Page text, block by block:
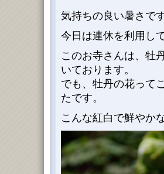
気持ちの良い暑さです
今日は連休を利用し
このお寺さんは、牡
いております。
でも、牡丹の花って
たです。
こんな紅白で鮮やか